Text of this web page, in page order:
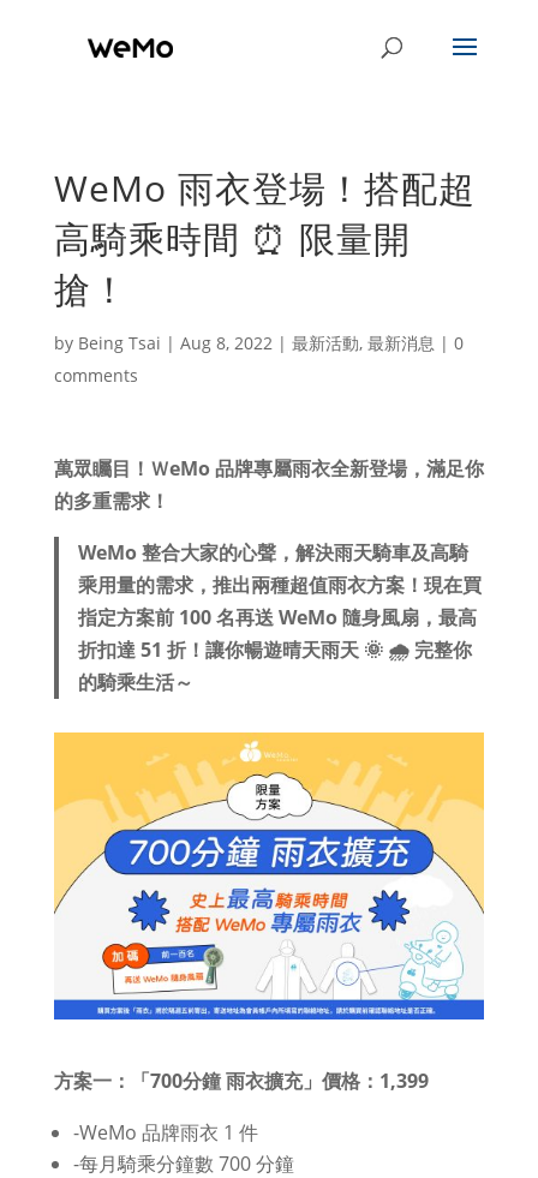
WeMo 雨衣登場！搭配超
高騎乘時間 ⏰ 限量開
搶！
by Being Tsai | Aug 8, 2022| 最新活動, 最新消息 | 0
comments
萬眾矚目！ＷeMo 品牌專屬雨衣全新登場，滿足你
的多重需求！
WeMo 整合大家的心聲，解決雨天騎車及高騎
乘用量的需求，推出兩種超值雨衣方案！現在買
指定方案前 100 名再送 WeMo 隨身風扇，最高
折扣達 51 折！讓你暢遊晴天雨天 🌞 🌧 完整你
的騎乘生活～
方案一：「700分鐘 雨衣擴充」價格：1,399
-WeMo 品牌雨衣 1 件
-每月騎乘分鐘數 700 分鐘